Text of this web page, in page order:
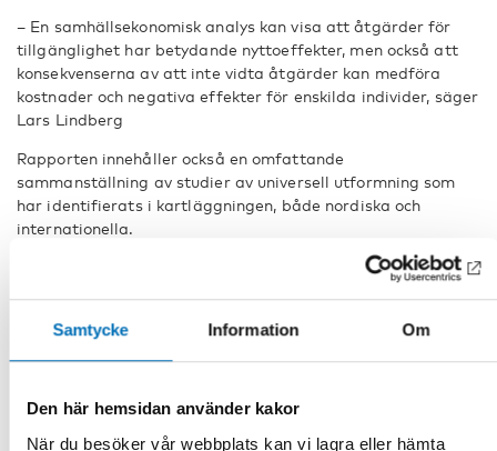
Samtycke Information Om
Den här hemsidan använder kakor
När du besöker vår webbplats kan vi lagra eller hämta
– En samhällsekonomisk analys kan visa att åtgärder för
tillgänglighet har betydande nyttoeffekter, men också att
konsekvenserna av att inte vidta åtgärder kan medföra
kostnader och negativa effekter för enskilda individer, säger
Lars Lindberg
Rapporten innehåller också en omfattande
sammanställning av studier av universell utformning som
har identifierats i kartläggningen, både nordiska och
internationella.
Nordiskt samarbete inom tre områden
En slutsats i rapporten är att ökat nordiskt samarbete kan
leda till bättre sätt att utvärdera och analysera nytta och
utvecklingen av samhällsekonomiska analyser. Tre
samhällsområden lyfts fram i rapporten: transport,